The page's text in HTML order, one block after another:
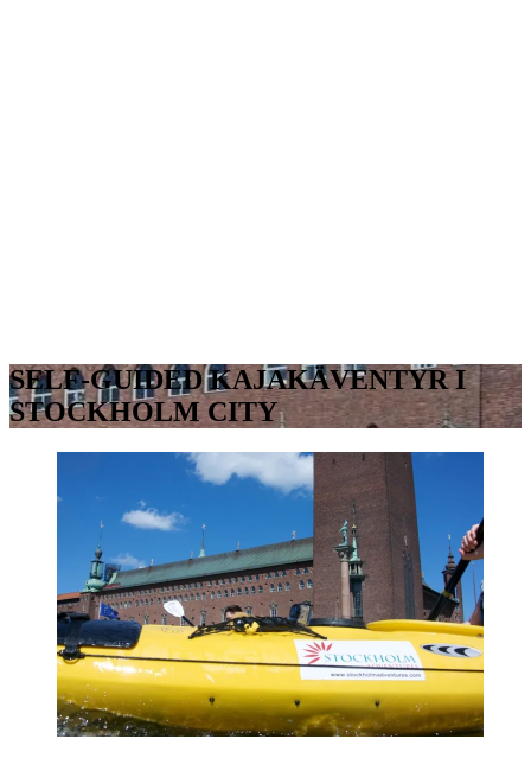
SELF-GUIDED KAJAKÄVENTYR I
STOCKHOLM CITY